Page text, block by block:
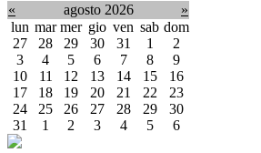
« agosto 2026
»
lun mar mer gio ven sab dom
27
28 29 30 31 1
2
3
4 5 6 7 8
9
10
11 12 13 14 15
16
17
18 19 20 21 22
23
24
25 26 27 28 29
30
31
1 2 3 4 5 6